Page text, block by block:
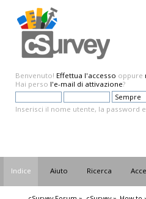
Benvenuto! Effettua l'accesso oppure
Hai perso l'e-mail di attivazione?
Inserisci il nome utente, la password
Indice Aiuto Ricerca